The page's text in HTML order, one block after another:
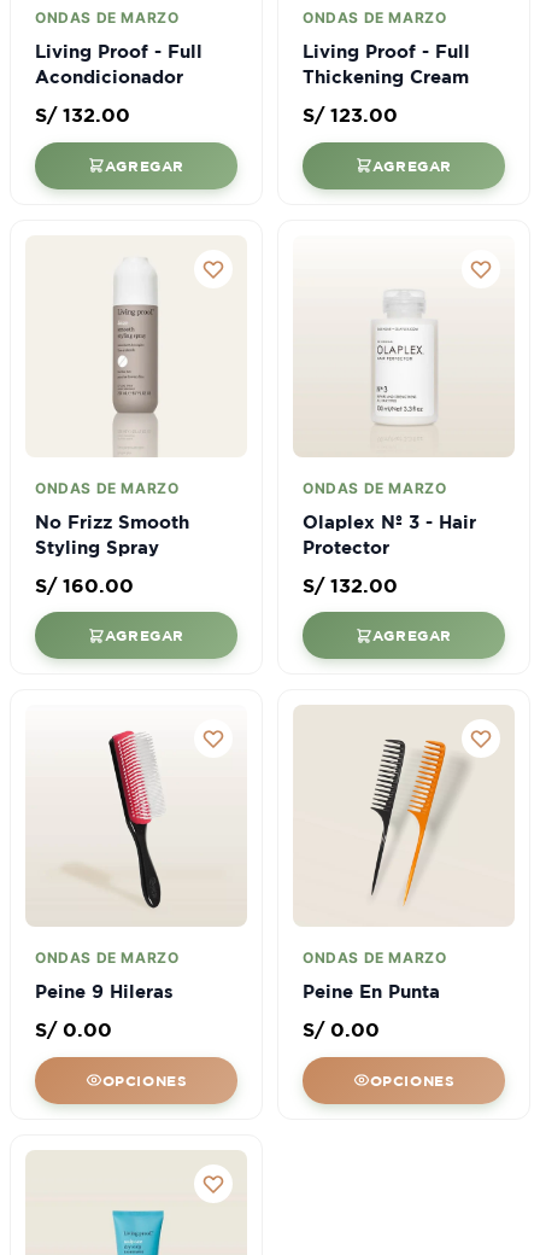
ONDAS DE MARZO
Living Proof - Full
Acondicionador
S/132.00
AGREGAR
ONDAS DE MARZO
Living Proof - Full
Thickening Cream
S/123.00
AGREGAR
ONDAS DE MARZO
No Frizz Smooth
Styling Spray
S/160.00
AGREGAR
ONDAS DE MARZO
Olaplex Nº 3 - Hair
Protector
S/132.00
AGREGAR
ONDAS DE MARZO
Peine 9 Hileras
S/0.00
OPCIONES
ONDAS DE MARZO
Peine En Punta
S/0.00
OPCIONES